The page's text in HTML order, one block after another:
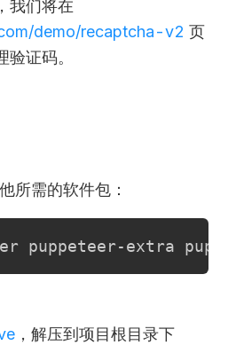
我们将在
demo/recaptcha-v2 页
证码。
所需的软件包：
，解压到项目根目录下